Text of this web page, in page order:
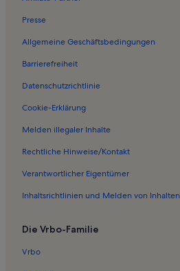
Presse
Allgemeine Geschäftsbedingungen
Barrierefreiheit
Datenschutzrichtlinie
Cookie-Erklärung
Melden illegaler Inhalte
Rechtliche Hinweise/Kontakt
Verantwortlicher Eigentümer
Inhaltsrichtlinien und Melden von Inhalten
Die Vrbo-Familie
Vrbo